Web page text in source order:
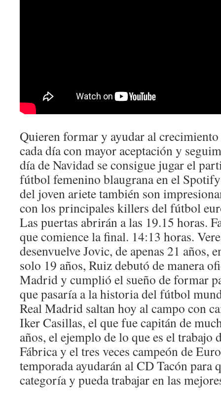
Quieren formar y ayudar al
cada día con mayor aceptación y
día de Navidad se consigue jugar el
fútbol femenino blaugrana en el
del joven ariete también son
con los principales killers del fútbol
Las puertas abrirán a las 19.15 horas.
que comience la final. 14:13 horas.
desenvuelve Jovic, de apenas 21 años,
solo 19 años, Ruiz debutó de manera
Madrid y cumplió el sueño de formar
que pasaría a la historia del fútbol
Real Madrid saltan hoy al campo con
Iker Casillas, el que fue capitán de
años, el ejemplo de lo que es el trabajo
Fábrica y el tres veces campeón de
temporada ayudarán al CD Tacón para
categoría y pueda trabajar en las